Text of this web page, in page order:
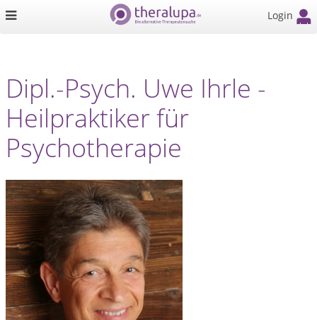
Login
Dipl.-Psych. Uwe Ihrle -
Heilpraktiker für
Psychotherapie